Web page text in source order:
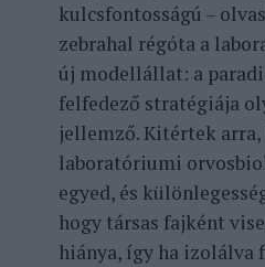
kulcsfontosságú –
zebrahal régóta a
új modellállat: a
felfedező stratégiája
jellemző. Kitértek
laboratóriumi
egyed, és
hogy társas fajként
hiánya, így ha